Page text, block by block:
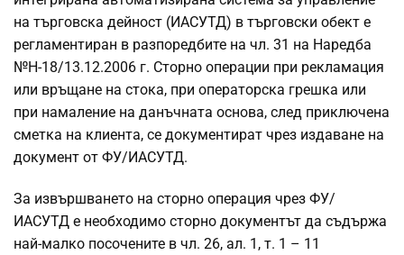
на търговска дейност (ИАСУТД) в търговски обект е
регламентиран в разпоредбите на чл. 31 на Наредба
№Н-18/13.12.2006 г. Сторно операции при рекламация
или връщане на стока, при операторска грешка или
при намаление на данъчната основа, след приключена
сметка на клиента, се документират чрез издаване на
документ от ФУ/ИАСУТД.
За извършването на сторно операция чрез ФУ/
ИАСУТД е необходимо сторно документът да съдържа
най-малко посочените в чл. 26, ал. 1, т. 1 – 11